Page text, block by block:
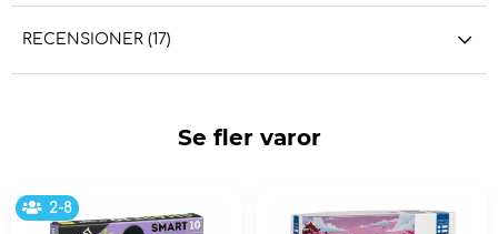
RECENSIONER (17)
Se fler varor
2-8